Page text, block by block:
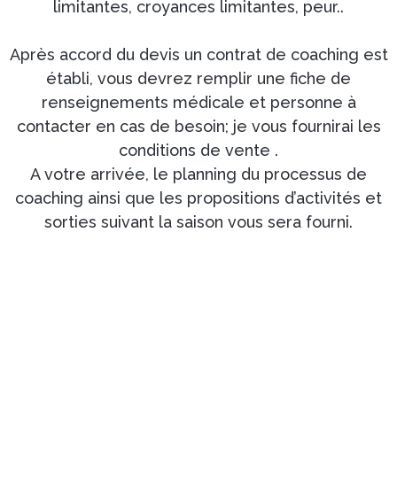
limitantes, croyances limitantes, peur..
Après accord du devis un contrat de coaching est
établi, vous devrez remplir une fiche de
renseignements médicale et personne à
contacter en cas de besoin; je vous fournirai les
conditions de vente .
A votre arrivée, le planning du processus de
coaching ainsi que les propositions d’activités et
sorties suivant la saison vous sera fourni.